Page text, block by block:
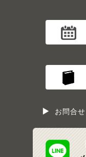
お問合せ